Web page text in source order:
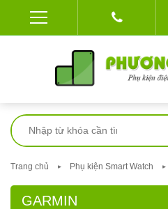
Trang chủ Phụ kiện Smart Watch
GARMIN